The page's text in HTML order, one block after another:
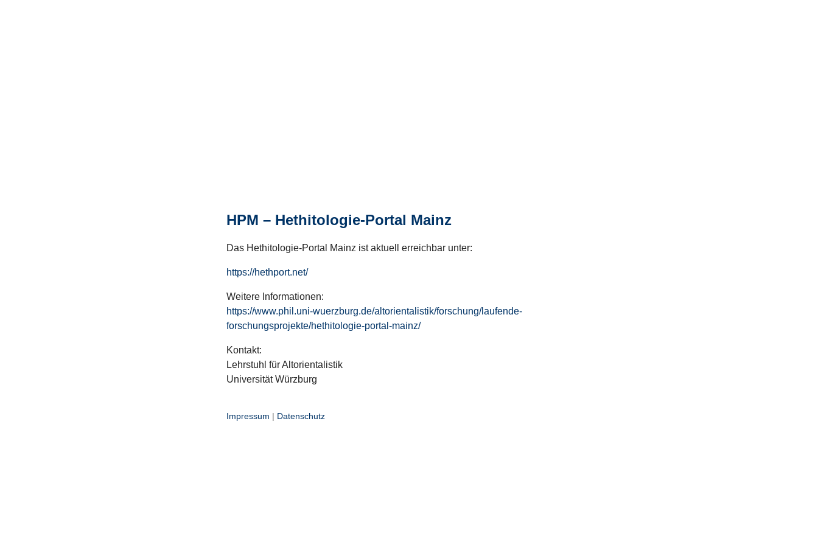
HPM – Hethitologie-Portal Mainz
Das Hethitologie-Portal Mainz ist aktuell erreichbar unter:
https://hethport.net/
Weitere Informationen:
https://www.phil.uni-wuerzburg.de/altorientalistik/forschung/laufende-
forschungsprojekte/hethitologie-portal-mainz/
Kontakt:
Lehrstuhl für Altorientalistik
Universität Würzburg
Impressum | Datenschutz